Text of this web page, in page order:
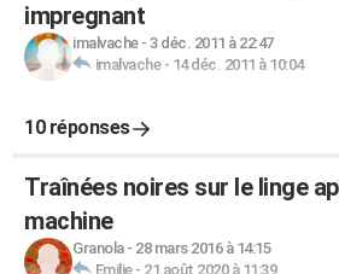
impregnant
imalvache- 3 déc. 2011 à 22:47
imalvache- 14 déc. 2011 à 10:04
10 réponses
Traînées noires sur le linge
machine
Granola- 28 mars 2016 à 14:15
Emilie- 21 août 2020 à 11:39